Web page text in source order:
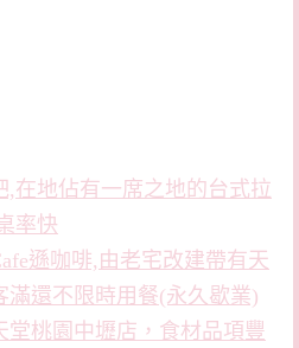
,在地佔有一席之地的台式拉
率快
遜咖啡,由老宅改建帶有天
滿還不限時用餐(永久歇業)
堂桃園中壢店，食材品項豐